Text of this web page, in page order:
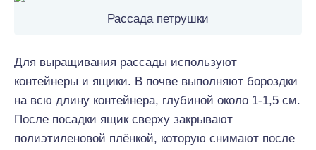
Рассада петрушки
Для выращивания рассады используют
контейнеры и ящики. В почве выполняют бороздки
на всю длину контейнера, глубиной около 1-1,5 см.
После посадки ящик сверху закрывают
полиэтиленовой плёнкой, которую снимают после